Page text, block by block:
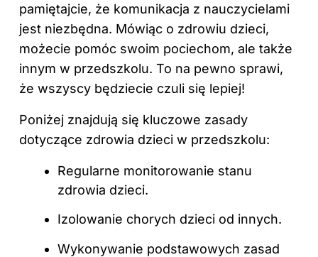
pamiętajcie, że komunikacja z nauczycielami
jest niezbędna. Mówiąc o zdrowiu dzieci,
możecie pomóc swoim pociechom, ale także
innym w przedszkolu. To na pewno sprawi,
że wszyscy będziecie czuli się lepiej!
Poniżej znajdują się kluczowe zasady
dotyczące zdrowia dzieci w przedszkolu:
Regularne monitorowanie stanu
zdrowia dzieci.
Izolowanie chorych dzieci od innych.
Wykonywanie podstawowych zasad